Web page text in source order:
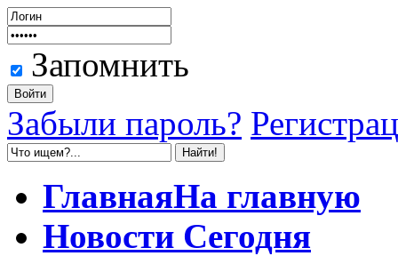
Запомнить
Забыли пароль?
ГлавнаяНа главную
Новости Сегодня